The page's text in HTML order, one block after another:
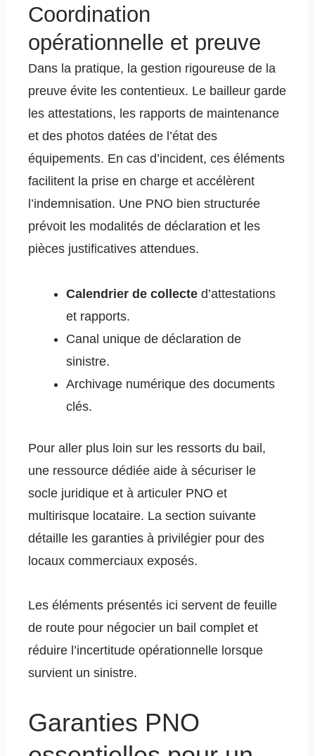
Coordination
opérationnelle et preuve
Dans la pratique, la gestion rigoureuse de la
preuve évite les contentieux. Le bailleur garde
les attestations, les rapports de maintenance
et des photos datées de l’état des
équipements. En cas d’incident, ces éléments
facilitent la prise en charge et accélèrent
l’indemnisation. Une PNO bien structurée
prévoit les modalités de déclaration et les
pièces justificatives attendues.
Calendrier de collecte d’attestations
et rapports.
Canal unique de déclaration de
sinistre.
Archivage numérique des documents
clés.
Pour aller plus loin sur les ressorts du bail,
une ressource dédiée aide à sécuriser le
socle juridique et à articuler PNO et
multirisque locataire. La section suivante
détaille les garanties à privilégier pour des
locaux commerciaux exposés.
Les éléments présentés ici servent de feuille
de route pour négocier un bail complet et
réduire l’incertitude opérationnelle lorsque
survient un sinistre.
Garanties PNO